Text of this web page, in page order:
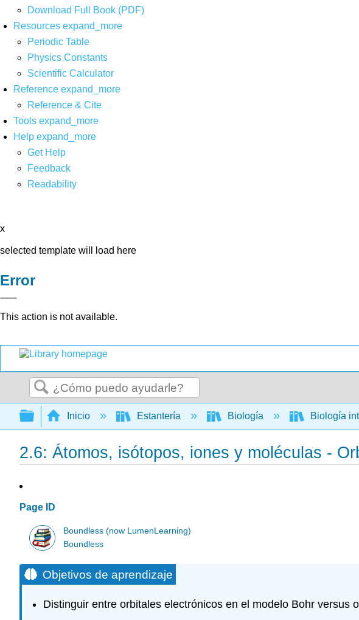
Download Full Book (PDF)
Resources expand_more
Periodic Table
Physics Constants
Scientific Calculator
Reference expand_more
Reference & Cite
Tools expand_more
Help expand_more
Get Help
Feedback
Readability
x
selected template will load here
Error
This action is not available.
Buscar
Expandir/contraer jerarquía global
Inicio Estantería Biología Biología
2.6: Átomos, isótopos, iones y moléculas -
Page ID
Boundless (now LumenLearning)
Boundless
Objetivos de aprendizaje
Distinguir entre orbitales electrónicos en el modelo Bohr versus